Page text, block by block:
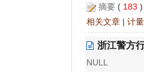
摘要 ( 183
相关文章 | 计
浙江警方
NULL